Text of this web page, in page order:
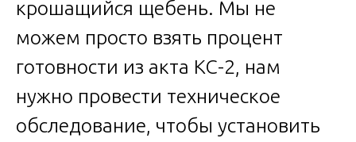
крошащийся щебень. Мы не
можем просто взять процент
готовности из акта КС-2, нам
нужно провести техническое
обследование, чтобы установить